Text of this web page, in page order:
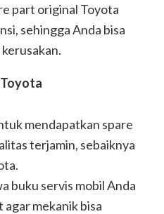
part original Toyota
sehingga Anda bisa
mendapatkan spare
terjamin, sebaiknya
buku servis mobil Anda
agar mekanik bisa